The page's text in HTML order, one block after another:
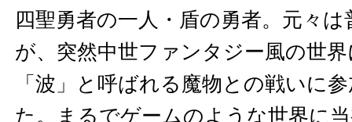
四聖勇者の一人・盾の勇者。元々
が、突然中世ファンタジー風の世
「波」と呼ばれる魔物との戦いに
た。まるでゲームのような世界に